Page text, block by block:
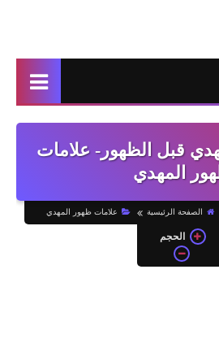
قبل الظهور- علامات
المهدي
الصفحة الرئيسية علامات ظهور المهدي
الحجم